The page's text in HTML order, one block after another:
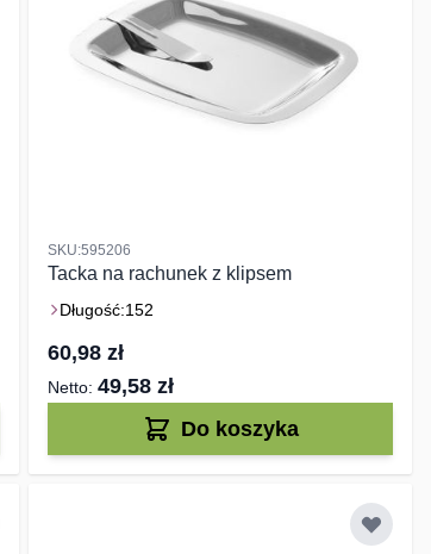
SKU:595206
Tacka na rachunek z klipsem
Długość:152
60,98 zł
49,58 zł
Do koszyka